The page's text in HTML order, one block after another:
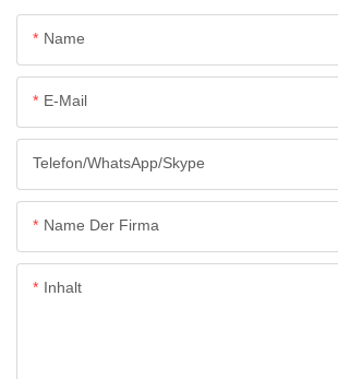
Name
E-Mail
Telefon/WhatsApp/Skype
Name Der Firma
Inhalt